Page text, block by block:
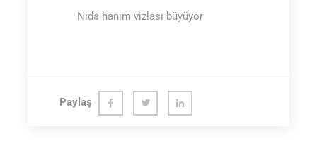
Nida hanım vizlası büyüyor
Paylaş